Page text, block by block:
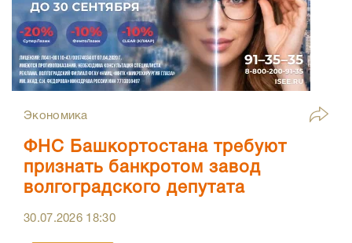
Экономика
ФНС Башкортостана требуют
признать банкротом завод
волгоградского депутата
30.07.2026 18:30